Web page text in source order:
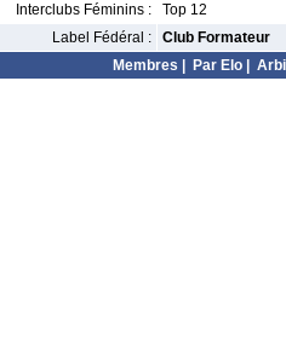
Interclubs Féminins :
Top 12
Label Fédéral :
Club Formateur
Membres
Par Elo